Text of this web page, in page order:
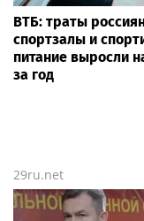
ВТБ: траты
спортзалы и
питание выросли
за год
29ru.net